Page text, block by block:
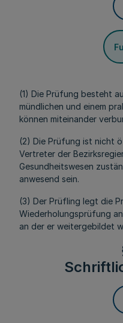
(1) Die Prüfung besteht
mündlichen und einem
können miteinander
(2) Die Prüfung ist nicht
Vertreter der
Gesundheitswesen
anwesend sein.
(3) Der Prüfling legt die
Wiederholungsprüfung
an der er weitergebildet